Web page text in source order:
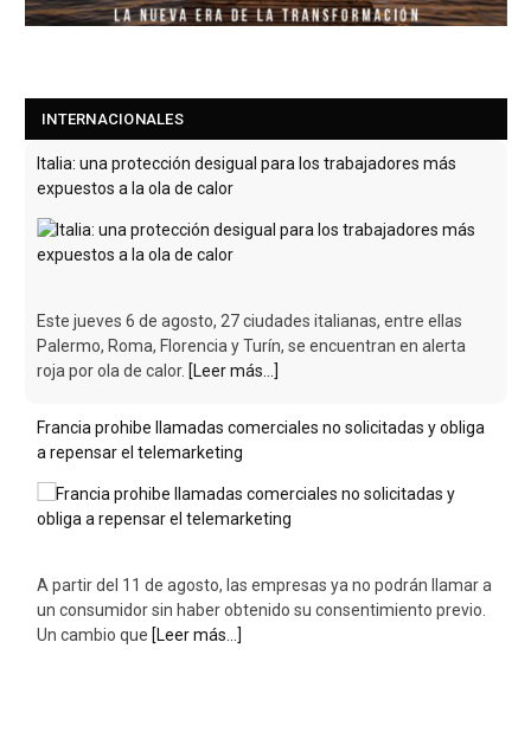
INTERNACIONALES
expuestos a la ola de calor
Palermo, Roma, Florencia y Turín, se encuentran en alerta
roja por ola de calor.[Leer más...]
a repensar el telemarketing
un consumidor sin haber obtenido su consentimiento previo.
Un cambio que[Leer más...]